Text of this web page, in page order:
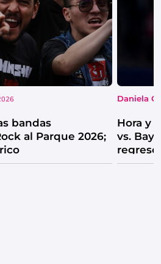
bandas
al Parque 2026;
Daniela
Hora y
vs.
regreso